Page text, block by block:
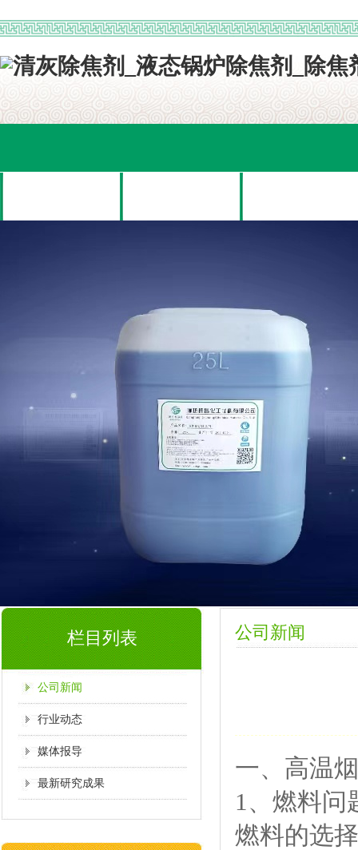
栏目列表
公司新闻
行业动态
媒体报导
最新研究成果
公司新闻
一、高温
1、燃料问
燃料的选